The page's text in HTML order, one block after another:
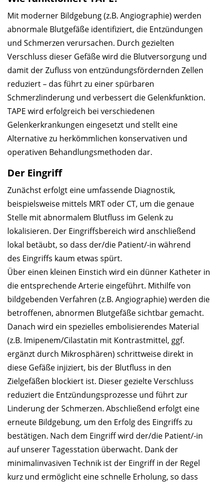
Mit moderner Bildgebung (z.B. Angiographie) werden
abnormale Blutgefäße identifiziert, die Entzündungen
und Schmerzen verursachen. Durch gezielten
Verschluss dieser Gefäße wird die Blutversorgung und
damit der Zufluss von entzündungsfördernden Zellen
reduziert – das führt zu einer spürbaren
Schmerzlinderung und verbessert die Gelenkfunktion.
TAPE wird erfolgreich bei verschiedenen
Gelenkerkrankungen eingesetzt und stellt eine
Alternative zu herkömmlichen konservativen und
operativen Behandlungsmethoden dar.
Der Eingriff
Zunächst erfolgt eine umfassende Diagnostik,
beispielsweise mittels MRT oder CT, um die genaue
Stelle mit abnormalem Blutfluss im Gelenk zu
lokalisieren. Der Eingriffsbereich wird anschließend
lokal betäubt, so dass der/die Patient/-in während
des Eingriffs kaum etwas spürt.
Über einen kleinen Einstich wird ein dünner Katheter in
die entsprechende Arterie eingeführt. Mithilfe von
bildgebenden Verfahren (z.B. Angiographie) werden die
betroffenen, abnormen Blutgefäße sichtbar gemacht.
Danach wird ein spezielles embolisierendes Material
(z.B. Imipenem/Cilastatin mit Kontrastmittel, ggf.
ergänzt durch Mikrosphären) schrittweise direkt in
diese Gefäße injiziert, bis der Blutfluss in den
Zielgefäßen blockiert ist. Dieser gezielte Verschluss
reduziert die Entzündungsprozesse und führt zur
Linderung der Schmerzen. Abschließend erfolgt eine
erneute Bildgebung, um den Erfolg des Eingriffs zu
bestätigen. Nach dem Eingriff wird der/die Patient/-in
auf unserer Tagesstation überwacht. Dank der
minimalinvasiven Technik ist der Eingriff in der Regel
kurz und ermöglicht eine schnelle Erholung, so dass